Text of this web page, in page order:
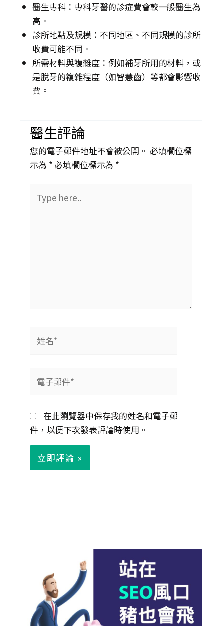
醫生專科：專科牙醫的診症費會較一般醫生為
高。
診所地點及規模：不同地區、不同規模的診所
收費可能不同。
所需材料與複雜度：例如補牙所用的材料，或
是脫牙的複雜程度（如智慧齒）等都會影響收
費。
醫生評論
您的電子郵件地址不會被公開。 必填欄位標
示為 * 必填欄位標示為 *
here..
名
件
*
在此瀏覽器中保存我的姓名和電子郵
件，以便下次發表評論時使用。